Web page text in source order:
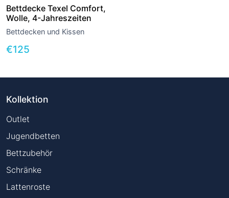
Bettdecke Texel Comfort,
Wolle, 4-Jahreszeiten
Bettdecken und Kissen
€125
Kollektion
Outlet
Jugendbetten
Bettzubehör
Schränke
Lattenroste